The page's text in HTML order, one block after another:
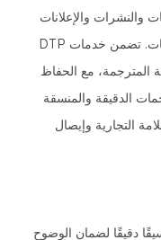
والنشرات والإعلانات
على مزيج من النصوص والصور والرسومات. تضمن خدمات DTP
المترجمة، مع الحفاظ
الدقيقة والمنسقة
التجارية وإيصال
دقيقًا لضمان الوضوح